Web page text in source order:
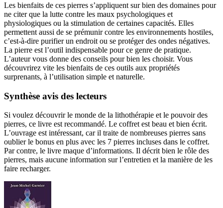
Les bienfaits de ces pierres s’appliquent sur bien des domaines pour
ne citer que la lutte contre les maux psychologiques et
physiologiques ou la stimulation de certaines capacités. Elles
permettent aussi de se prémunir contre les environnements hostiles,
c’est-à-dire purifier un endroit ou se protéger des ondes négatives.
La pierre est l’outil indispensable pour ce genre de pratique.
L’auteur vous donne des conseils pour bien les choisir. Vous
découvrirez vite les bienfaits de ces outils aux propriétés
surprenants, à l’utilisation simple et naturelle.
Synthèse avis des lecteurs
Si voulez découvrir le monde de la lithothérapie et le pouvoir des
pierres, ce livre est recommandé. Le coffret est beau et bien écrit.
L’ouvrage est intéressant, car il traite de nombreuses pierres sans
oublier le bonus en plus avec les 7 pierres incluses dans le coffret.
Par contre, le livre maque d’informations. Il décrit bien le rôle des
pierres, mais aucune information sur l’entretien et la manière de les
faire recharger.